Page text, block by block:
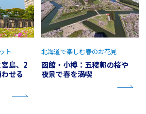
島、2
せる
ト
函館・小樽：五稜郭の桜や
夜景で春を満喫
北海道で楽しむ春のお花見